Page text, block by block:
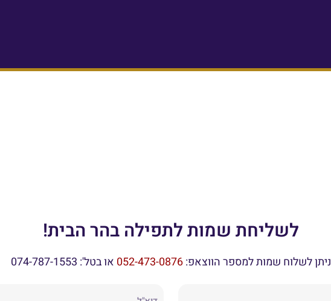
לשליחת שמות לתפילה בהר הבית!
ניתן לשלוח שמות למספר הווצאפ: ⁦052-473-0876 ⁩ או בטל': 074-787-1553